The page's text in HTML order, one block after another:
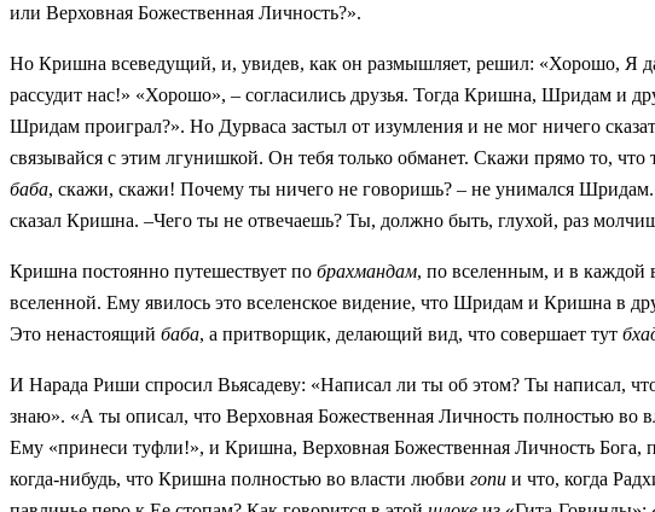
или Верховная Божественная Личность?».
Но Кришна всеведущий, и, увидев, как он размышляет, решил: «Хорошо, Я
рассудит нас!» «Хорошо», – согласились друзья. Тогда Кришна, Шридам и
Шридам проиграл?». Но Дурваса застыл от изумления и не мог ничего
связывайся с этим лгунишкой. Он тебя только обманет. Скажи прямо то,
баба, скажи, скажи! Почему ты ничего не говоришь? – не унимался
сказал Кришна. –Чего ты не отвечаешь? Ты, должно быть, глухой, раз
Кришна постоянно путешествует по брахмандам, по вселенным, и в каждой
вселенной. Ему явилось это вселенское видение, что Шридам и Кришна в
Это ненастоящий баба, а притворщик, делающий вид, что совершает тут
И Нарада Риши спросил Вьясадеву: «Написал ли ты об этом? Ты написал,
знаю». «А ты описал, что Верховная Божественная Личность полностью
Ему «принеси туфли!», и Кришна, Верховная Божественная Личность Бога,
когда-нибудь, что Кришна полностью во власти любви гопи и что, когда